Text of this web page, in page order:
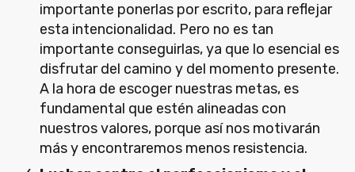
importante ponerlas por escrito, para reflejar
esta intencionalidad. Pero no es tan
importante conseguirlas, ya que lo esencial es
disfrutar del camino y del momento presente.
A la hora de escoger nuestras metas, es
fundamental que estén alineadas con
nuestros valores, porque así nos motivarán
más y encontraremos menos resistencia.